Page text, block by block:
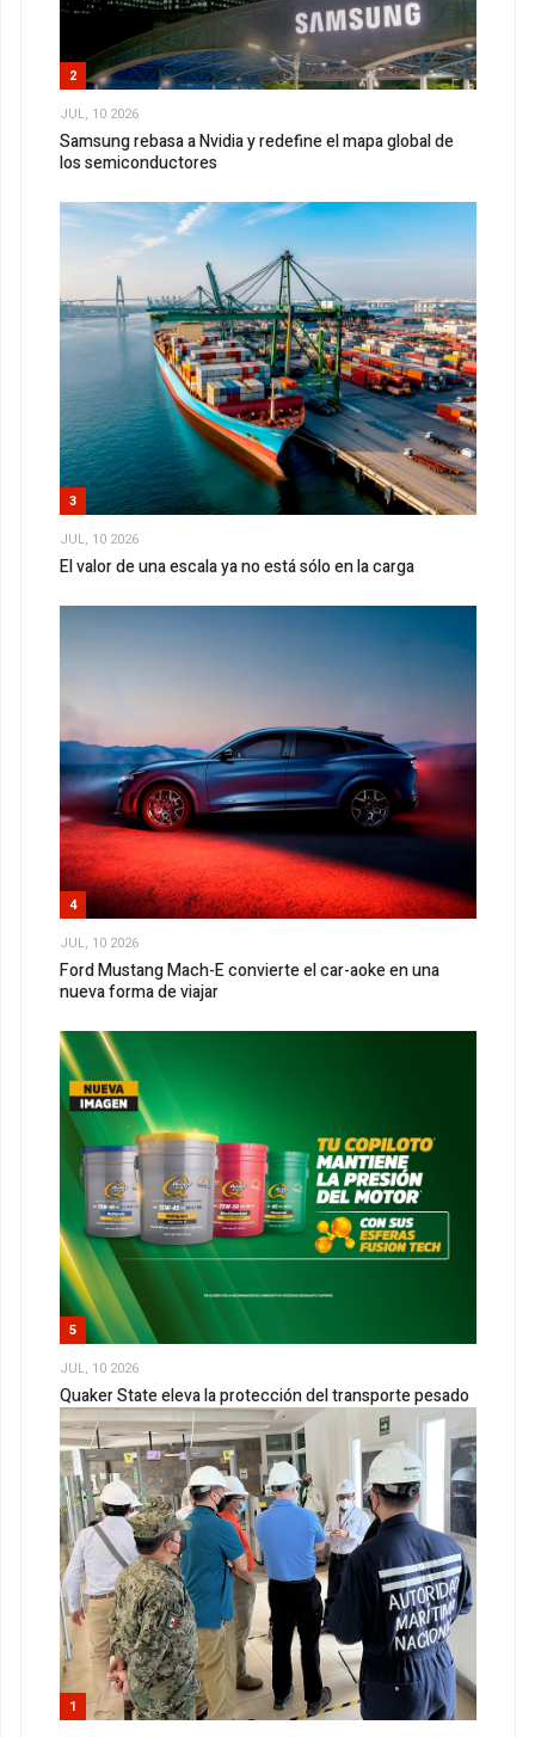
2
JUL, 10 2026
Samsung rebasa a Nvidia y redefine el mapa global de
los semiconductores
3
JUL, 10 2026
El valor de una escala ya no está sólo en la carga
4
JUL, 10 2026
Ford Mustang Mach-E convierte el car-aoke en una
nueva forma de viajar
5
JUL, 10 2026
Quaker State eleva la protección del transporte pesado
1